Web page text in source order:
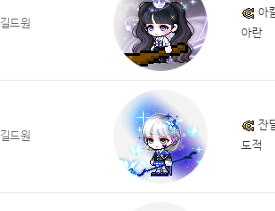
길드원
아
아란
길드원
잔
도적